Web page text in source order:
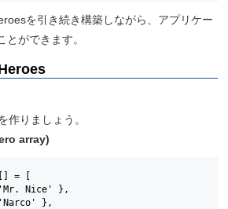
を引き続き構築しながら、アプリケー
ができます。
作りましょう。
array)
= [
Nice' },
},